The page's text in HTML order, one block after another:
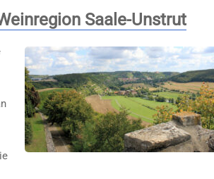
Saale-Unstrut